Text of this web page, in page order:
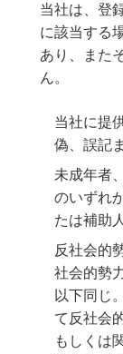
当社は、登
に該当する
あり、また
ん。
当社に提
偽、誤記
未成年者
のいずれ
たは補助
反社会的
社会的勢
以下同じ
て反社会
もしくは